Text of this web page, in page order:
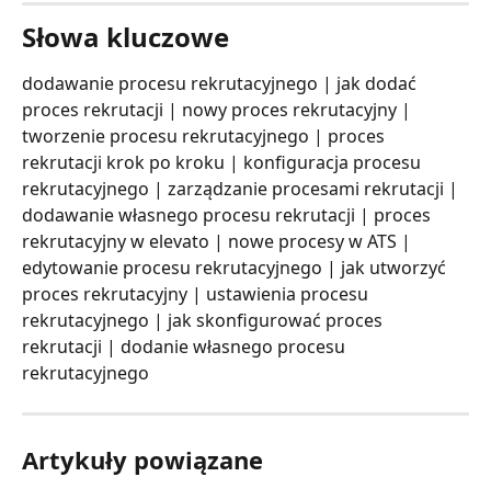
Słowa kluczowe
dodawanie procesu rekrutacyjnego | jak dodać
proces rekrutacji | nowy proces rekrutacyjny |
tworzenie procesu rekrutacyjnego | proces
rekrutacji krok po kroku | konfiguracja procesu
rekrutacyjnego | zarządzanie procesami rekrutacji |
dodawanie własnego procesu rekrutacji | proces
rekrutacyjny w elevato | nowe procesy w ATS |
edytowanie procesu rekrutacyjnego | jak utworzyć
proces rekrutacyjny | ustawienia procesu
rekrutacyjnego | jak skonfigurować proces
rekrutacji | dodanie własnego procesu
rekrutacyjnego
Artykuły powiązane